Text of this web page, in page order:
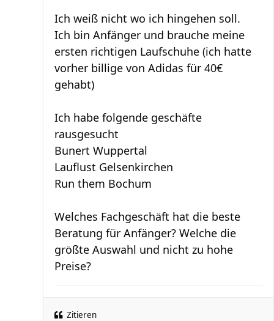
Ich weiß nicht wo ich hingehen soll.
Ich bin Anfänger und brauche meine
ersten richtigen Laufschuhe (ich hatte
vorher billige von Adidas für 40€
gehabt)
Ich habe folgende geschäfte
rausgesucht
Bunert Wuppertal
Lauflust Gelsenkirchen
Run them Bochum
Welches Fachgeschäft hat die beste
Beratung für Anfänger? Welche die
größte Auswahl und nicht zu hohe
Preise?
Zitieren